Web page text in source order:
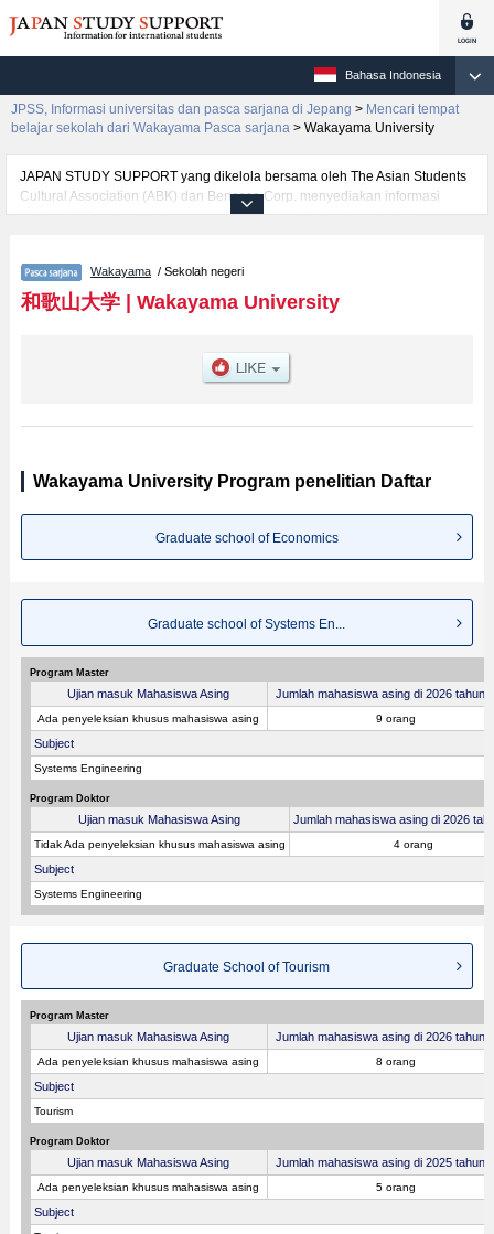
Bahasa Indonesia
JPSS, Informasi universitas dan pasca sarjana di Jepang > Mencari tempat
belajar sekolah dari Wakayama Pasca sarjana > Wakayama University
JAPAN STUDY SUPPORT yang dikelola bersama oleh The Asian Students
Cultural Association (ABK) dan Benesse Corp. menyediakan informasi
sekitar 1300 universitas, pascasarjana, universitas yunior, akademi
informasi per jurusan riset seperti %% research %%, serta berbagai
informasi yang berguna bagi mahasiswa(i) mancanegara seperti kuota
untuk jumlah pendaftar dan jumlah kelulusan ujian masuk mahasiswa(i)
jalan, dan lainnya. Silakan memanfaatkannya.
Wakayama / Sekolah negeri
和歌山大学| Wakayama University
Wakayama University Program penelitian Daftar
Graduate school of Economics
Graduate school of Systems En...
Program Master
Ujian masuk Mahasiswa Asing Jumlah mahasiswa asing di 2026 tahun
Ada penyeleksian khusus mahasiswa asing 9 orang
Subject
Systems Engineering
Program Doktor
Ujian masuk Mahasiswa Asing Jumlah mahasiswa asing di 2026
Tidak Ada penyeleksian khusus mahasiswa asing 4 orang
Subject
Systems Engineering
Graduate School of Tourism
Program Master
Ujian masuk Mahasiswa Asing Jumlah mahasiswa asing di 2026 tahun
Ada penyeleksian khusus mahasiswa asing 8 orang
Subject
Tourism
Program Doktor
Ujian masuk Mahasiswa Asing Jumlah mahasiswa asing di 2025 tahun
Ada penyeleksian khusus mahasiswa asing 5 orang
Subject